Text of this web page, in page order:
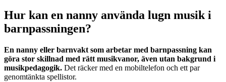
Hur kan en nanny använda lugn musik i
barnpassningen?
En nanny eller barnvakt som arbetar med barnpassning kan
göra stor skillnad med rätt musikvanor, även utan bakgrund i
musikpedagogik. Det räcker med en mobiltelefon och ett par
genomtänkta spellistor.